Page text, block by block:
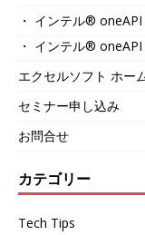
・ インテル®
・ インテル®
エクセルソフト ホー
セミナー申し込み
お問合せ
カテゴリー
Tech Tips